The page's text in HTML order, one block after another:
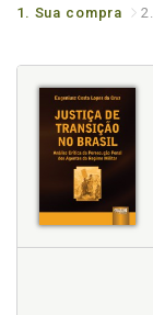
1. Sua compra 2.